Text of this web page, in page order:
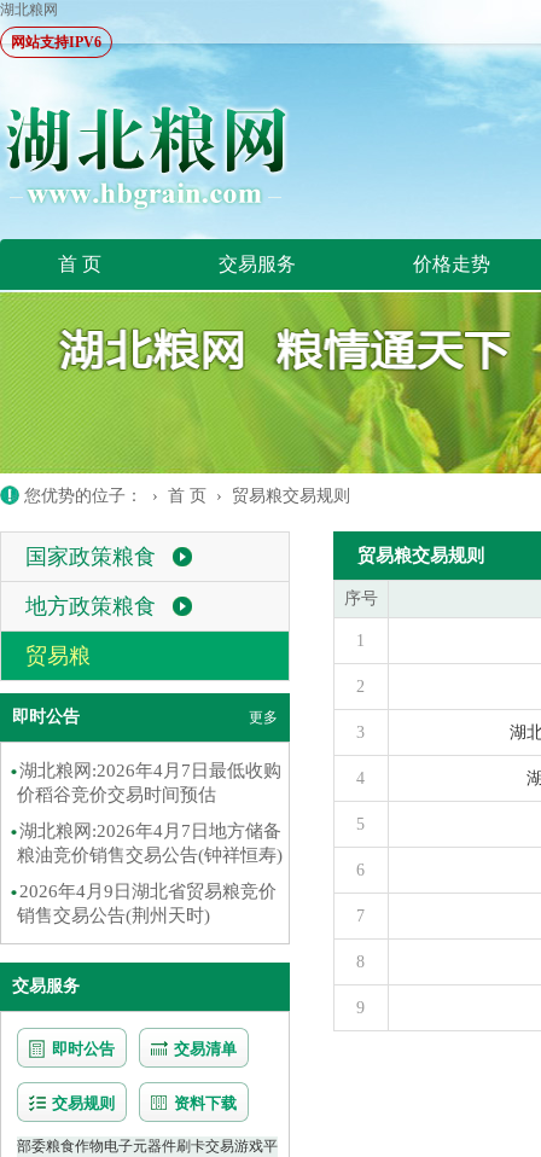
湖北粮网
网站支持IPV6
首 页 交易服务 价格走势
您优势的位子： › 首 页 › 贸易粮交易规则
国家政策粮食
地方政策粮食
贸易粮
即时公告 更多
湖北粮网:2026年4月7日最低收购
价稻谷竞价交易时间预估
湖北粮网:2026年4月7日地方储备
粮油竞价销售交易公告(钟祥恒寿)
2026年4月9日湖北省贸易粮竞价
销售交易公告(荆州天时)
交易服务
即时公告 交易清单
交易规则 资料下载
部委粮食作物电子元器件刷卡交易游戏平
贸易粮交易规则
序号
1
2
3 湖
4
5
6
7
8
9